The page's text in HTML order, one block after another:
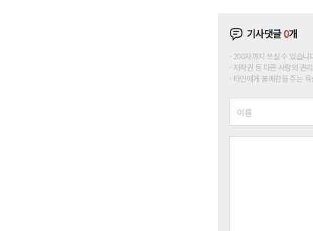
기사댓글0개
200자까지 쓰실 수 있습
저작권 등 다른 사람의 권
타인에게 불쾌감을 주는